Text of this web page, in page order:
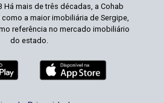
Há mais de três décadas, a Cohab
a maior imobiliária de Sergipe,
referência no mercado imobiliário
do estado.